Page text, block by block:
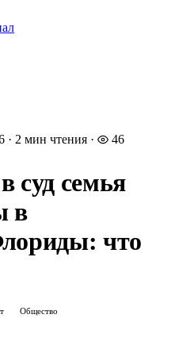
· 2 мин чтения · 46
суд семья
в
что
Общество